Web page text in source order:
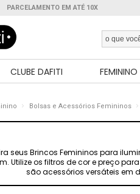
PARCELAMENTO EM ATÉ 10X
CLUBE DAFITI FEMININO
Bolsas e Acessórios Femininos
seus Brincos Femininos para
Utilize os filtros de cor e preço
são acessórios versáteis em